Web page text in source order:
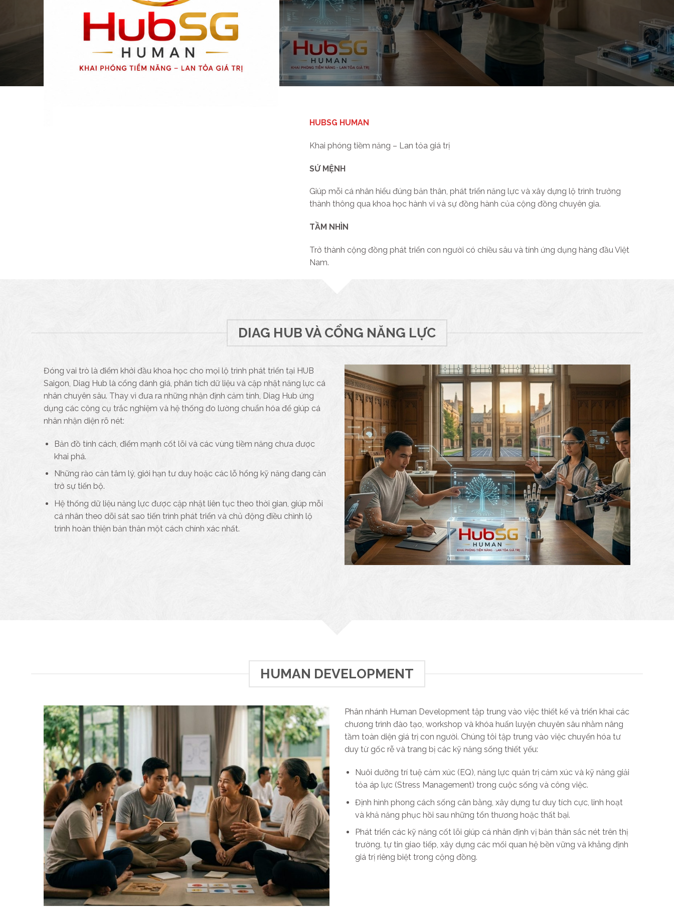
HUBSG HUMAN
Khai phóng tiềm năng – Lan tỏa giá trị
SỨ MỆNH
Giúp mỗi cá nhân hiểu đúng bản thân, phát triển năng lực và xây dựng lộ trình trưởng
thành thông qua khoa học hành vi và sự đồng hành của cộng đồng chuyên gia.
TẦM NHÌN
Trở thành cộng đồng phát triển con người có chiều sâu và tính ứng dụng hàng đầu Việt
Nam.
DIAG HUB VÀ CỔNG NĂNG LỰC
Đóng vai trò là điểm khởi đầu khoa học cho mọi lộ trình phát triển tại HUB
Saigon, Diag Hub là cổng đánh giá, phân tích dữ liệu và cập nhật năng lực cá
nhân chuyên sâu. Thay vì đưa ra những nhận định cảm tính, Diag Hub ứng
dụng các công cụ trắc nghiệm và hệ thống đo lường chuẩn hóa để giúp cá
nhân nhận diện rõ nét:
Bản đồ tính cách, điểm mạnh cốt lõi và các vùng tiềm năng chưa được
khai phá.
Những rào cản tâm lý, giới hạn tư duy hoặc các lỗ hổng kỹ năng đang cản
trở sự tiến bộ.
Hệ thống dữ liệu năng lực được cập nhật liên tục theo thời gian, giúp mỗi
cá nhân theo dõi sát sao tiến trình phát triển và chủ động điều chỉnh lộ
trình hoàn thiện bản thân một cách chính xác nhất.
HUMAN DEVELOPMENT
Phân nhánh Human Development tập trung vào việc thiết kế và triển khai các
chương trình đào tạo, workshop và khóa huấn luyện chuyên sâu nhằm nâng
tầm toàn diện giá trị con người. Chúng tôi tập trung vào việc chuyển hóa tư
duy từ gốc rễ và trang bị các kỹ năng sống thiết yếu:
Nuôi dưỡng trí tuệ cảm xúc (EQ), năng lực quản trị cảm xúc và kỹ năng giải
tỏa áp lực (Stress Management) trong cuộc sống và công việc.
Định hình phong cách sống cân bằng, xây dựng tư duy tích cực, linh hoạt
và khả năng phục hồi sau những tổn thương hoặc thất bại.
Phát triển các kỹ năng cốt lõi giúp cá nhân định vị bản thân sắc nét trên thị
trường, tự tin giao tiếp, xây dựng các mối quan hệ bền vững và khẳng định
giá trị riêng biệt trong cộng đồng.